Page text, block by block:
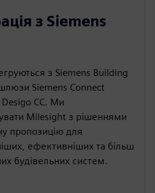
з Siemens
з Siemens Building
Siemens Connect
CC. Ми
Milesight з рішеннями
пропозицію для
ефективніших та більш
будівельних систем.